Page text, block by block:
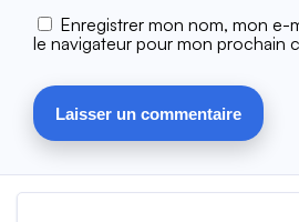
Enregistrer mon nom, mon e-
le navigateur pour mon prochain